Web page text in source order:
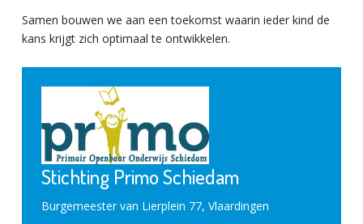
Samen bouwen we aan een toekomst waarin ieder kind de
kans krijgt zich optimaal te ontwikkelen.
Stichting Primo Schiedam
Burgemeester van Lierplein 77, Vlaardingen